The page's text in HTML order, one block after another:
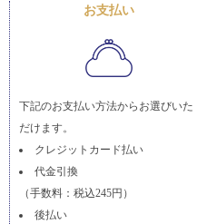
お支払い
下記のお支払い方法からお選びいた
だけます。
クレジットカード払い
代金引換
（手数料：税込245円）
後払い